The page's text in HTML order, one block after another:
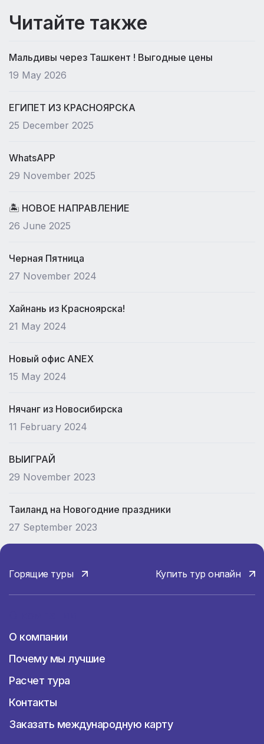
Читайте также
Мальдивы через Ташкент ! Выгодные цены
19 May 2026
ЕГИПЕТ ИЗ КРАСНОЯРСКА
25 December 2025
WhatsAPP
29 November 2025
🏝 НОВОЕ НАПРАВЛЕНИЕ
26 June 2025
Черная Пятница
27 November 2024
Хайнань из Красноярска!
21 May 2024
Новый офис ANEX
15 May 2024
Нячанг из Новосибирска
11 February 2024
ВЫИГРАЙ
29 November 2023
Таиланд на Новогодние праздники
27 September 2023
Горящие туры Купить тур онлайн
О компании
Почему мы лучшие
Расчет тура
Контакты
Заказать международную карту